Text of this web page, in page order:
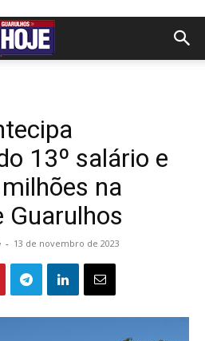
13º salário e
na
Guarulhos
- 13 de novembro de 2023